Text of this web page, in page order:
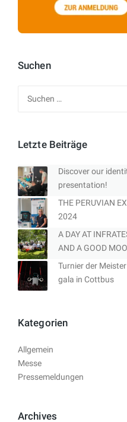
Suchen
Letzte Beiträge
Discover our
presentation!
THE PERUVIAN
2024
A DAY AT
AND A GOOD
Turnier der
gala in Cottbus
Kategorien
Allgemein
Messe
Pressemeldungen
Archives